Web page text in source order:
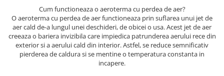
Prelungitoare
Protectia muncii
Scule Pneumatice
Slefuitoare
Cum functioneaza o aeroterma cu perdea de aer?
O aeroterma cu perdea de aer functioneaza prin suflarea unui jet de
aer cald de-a lungul unei deschideri, de obicei o usa. Acest jet de aer
creeaza o bariera invizibila care impiedica patrunderea aerului rece din
exterior si a aerului cald din interior. Astfel, se reduce semnificativ
pierderea de caldura si se mentine o temperatura constanta in
incapere.